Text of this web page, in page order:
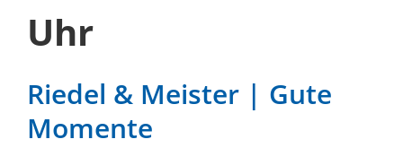
Uhr
Riedel & Meister | Gute
Momente